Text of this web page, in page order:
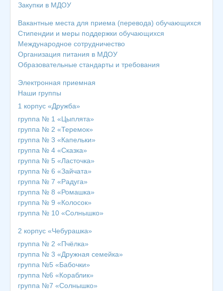
Закупки в МДОУ
Вакантные места для приема (перевода) обучающихся
Cтипендии и меры поддержки обучающихся
Международное сотрудничество
Организация питания в МДОУ
Образовательные стандарты и требования
Электронная приемная
Наши группы
1 корпус «Дружба»
группа № 1 «Цыплята»
группа № 2 «Теремок»
группа № 3 «Капельки»
группа № 4 «Сказка»
группа № 5 «Ласточка»
группа № 6 «Зайчата»
группа № 7 «Радуга»
группа № 8 «Ромашка»
группа № 9 «Колосок»
группа № 10 «Солнышко»
2 корпус «Чебурашка»
группа № 2 «Пчёлка»
группа № 3 «Дружная семейка»
группа №5 «Бабочки»
группа №6 «Кораблик»
группа №7 «Солнышко»